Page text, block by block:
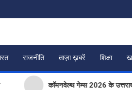
राजनीति ताज़ा ख़बरें शिक्षा
कॉमनवेल्थ गेम्स 2026 के उत्तराखंड के